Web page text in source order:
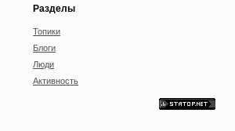
Разделы
Топики
Блоги
Люди
Активность